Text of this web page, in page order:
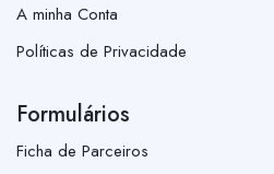
A minha Conta
Políticas de Privacidade
Formulários
Ficha de Parceiros